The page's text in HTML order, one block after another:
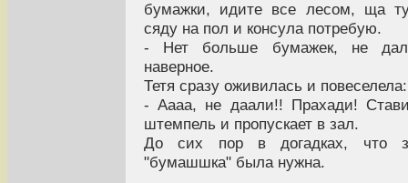
бумажки, идите все лесом, ща
сяду на пол и консула потребую.
- Нет больше бумажек, не
наверное.
Тетя сразу оживилась и повеселела:
- Аааа, не даали!! Прахади!
штемпель и пропускает в зал.
До сих пор в догадках, что
"бумашшка" была нужна.